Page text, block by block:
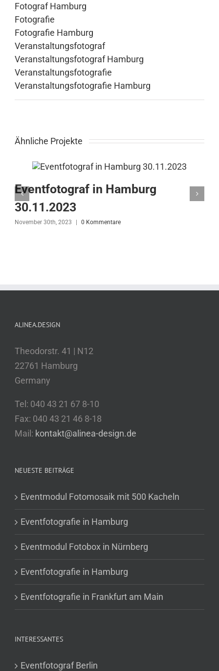
Fotograf Hamburg
Fotografie
Fotografie Hamburg
Veranstaltungsfotograf
Veranstaltungsfotograf Hamburg
Veranstaltungsfotografie
Veranstaltungsfotografie Hamburg
Ähnliche Projekte
Eventfotograf in Hamburg
30.11.2023
November 30th, 2023 0 Kommentare
ALINEA.DESIGN
Theodorstr. 41 | N12
22761 Hamburg
Germany
Tel: 040 43 21 67 8-10
Fax: 040 43 21 46 8-18
Mail: kontakt@alinea-design.de
NEUESTE BEITRÄGE
Eventmodul Fotomosaik mit 500 Kacheln
Eventfotografie in Hamburg
Eventmodul Fotobox in Nürnberg
Eventfotografie in Hamburg
Eventfotografie in Frankfurt am Main
INTERESSANTES
Eventfotograf Berlin